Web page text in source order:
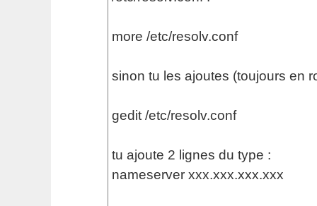
more /etc/resolv.conf
sinon tu les ajoutes (toujours en
gedit /etc/resolv.conf
tu ajoute 2 lignes du type :
nameserver xxx.xxx.xxx.xxx